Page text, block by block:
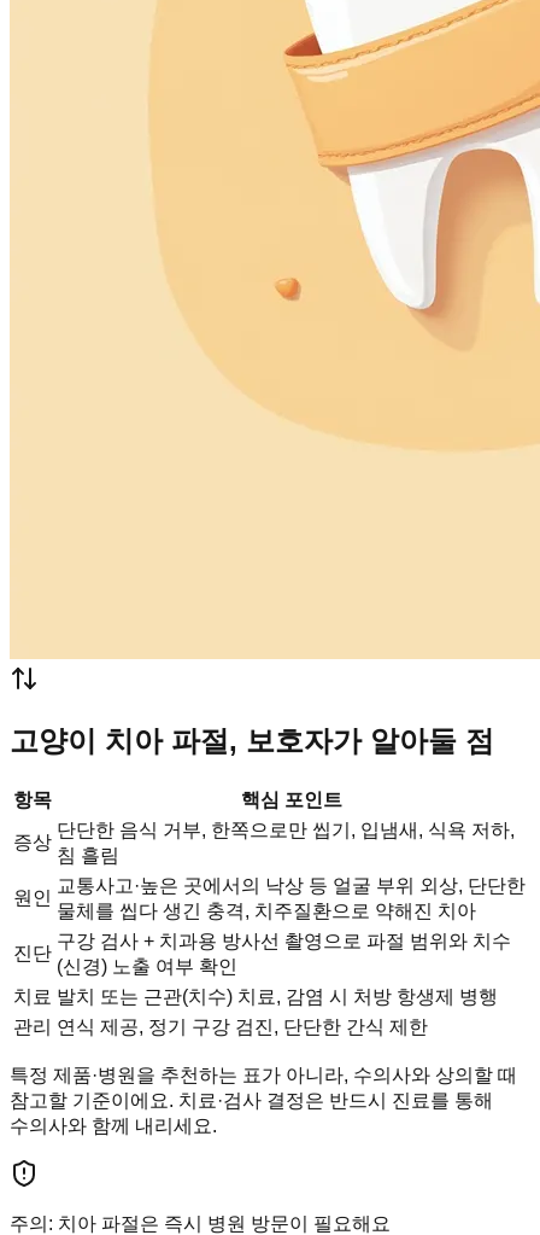
고양이 치아 파절, 보호자가 알아둘 점
항목 핵심 포인트
증상
단단한 음식 거부, 한쪽으로만 씹기, 입냄새, 식욕 저하,
침 흘림
원인
교통사고·높은 곳에서의 낙상 등 얼굴 부위 외상, 단단한
물체를 씹다 생긴 충격, 치주질환으로 약해진 치아
진단
구강 검사 + 치과용 방사선 촬영으로 파절 범위와 치수
(신경) 노출 여부 확인
치료 발치 또는 근관(치수) 치료, 감염 시 처방 항생제 병행
관리 연식 제공, 정기 구강 검진, 단단한 간식 제한
특정 제품·병원을 추천하는 표가 아니라, 수의사와 상의할 때
참고할 기준이에요. 치료·검사 결정은 반드시 진료를 통해
수의사와 함께 내리세요.
주의: 치아 파절은 즉시 병원 방문이 필요해요